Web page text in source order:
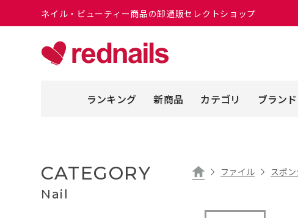
ネイル・ビューティー商品の卸通販セレクトショップ
ランキング 新商品 カテゴリ ブランド
CATEGORY
Nail
ファイル スポ